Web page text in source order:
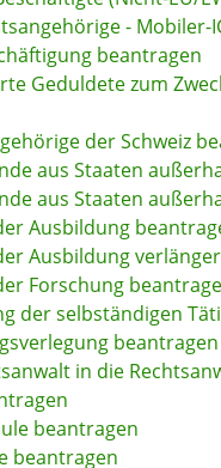
- Mobiler-
beantragen
Geduldete zum
der Schweiz
aus Staaten
aus Staaten
Ausbildung
Ausbildung
Forschung
der selbständigen
beantragen
in die
beantragen
beantragen